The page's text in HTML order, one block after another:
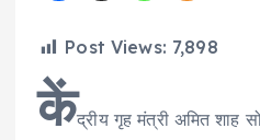
Post Views: 7,898
केंद्रीय गृह मंत्री अमित शाह